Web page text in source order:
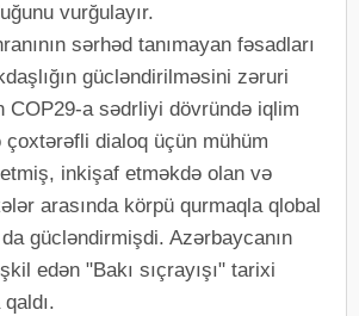
vurğulayır.
sərhəd tanımayan fəsadları
gücləndirilməsini zəruri
COP29-a sədrliyi dövründə iqlim
çoxtərəfli dialoq üçün mühüm
inkişaf etməkdə olan və
arasında körpü qurmaqla qlobal
gücləndirmişdi. Azərbaycanın
edən "Bakı sıçrayışı" tarixi